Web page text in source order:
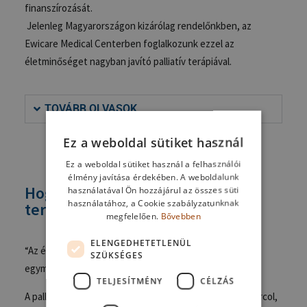
finanszírozását.
Jelenleg Magyarországon kizárólag rendelőnkben, az
Ewicare MedicalCenterben foglalkozunk ezzel az
életminőséget nagyban javító palliatív terápiával.
TOVÁBB OLVASOK
Hogyan hat a mindennapokra a
terápia?
“Az élet minősége és maga az élet nem elválaszthatók
egymástól.
A palliáció igenis életmentés. Nővérem több fronton harcol,
Ez a weboldal sütiket használ
Ez a weboldal sütiket használ a felhasználói
élmény javítása érdekében. A weboldalunk
használatával Ön hozzájárul az összes süti
használatához, a Cookie szabályzatunknak
megfelelően. Bővebben
ELENGEDHETETLENÜL
SZÜKSÉGES
TELJESÍTMÉNY CÉLZÁS